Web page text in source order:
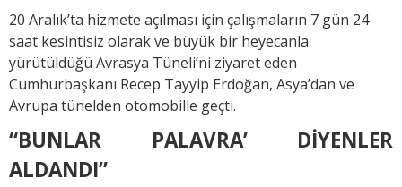
20 Aralık’ta hizmete açılması için çalışmaların 7 gün 24
saat kesintisiz olarak ve büyük bir heyecanla
yürütüldüğü Avrasya Tüneli’ni ziyaret eden
Cumhurbaşkanı Recep Tayyip Erdoğan, Asya’dan ve
Avrupa tünelden otomobille geçti.
“BUNLAR PALAVRA’ DİYENLER
ALDANDI”